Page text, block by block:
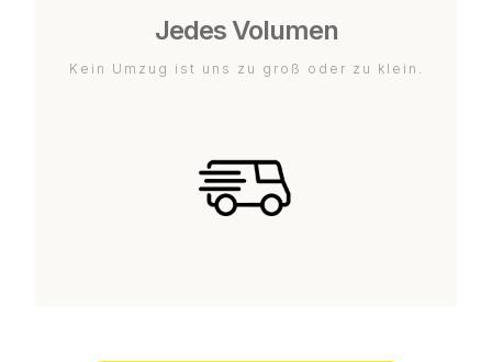
Jedes Volumen
Kein Umzug ist uns zu groß oder zu klein.